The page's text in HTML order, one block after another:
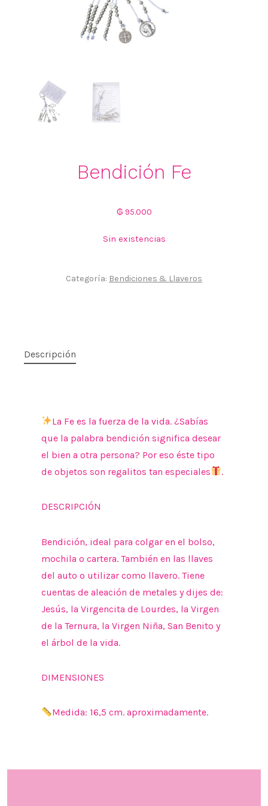
Bendición Fe
₲ 95.000
Sin existencias
Categoría: Bendiciones & Llaveros
Descripción
La Fe es la fuerza de la vida. ¿Sabías
que la palabra bendición significa desear
el bien a otra persona? Por eso éste tipo
de objetos son regalitos tan especiales
.
DESCRIPCIÓN
Bendición, ideal para colgar en el bolso,
mochila o cartera. También en las llaves
del auto o utilizar como llavero. Tiene
cuentas de aleación de metales y dijes de:
Jesús, la Virgencita de Lourdes, la Virgen
de la Ternura, la Virgen Niña, San Benito y
el árbol de la vida.
DIMENSIONES
Medida: 16,5 cm. aproximadamente.